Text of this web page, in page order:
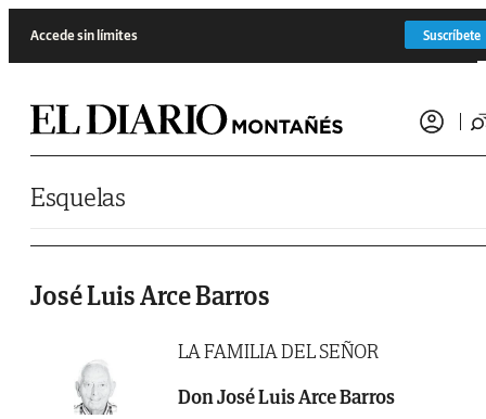
Accede sin límites Suscríbete
Esquelas
José Luis Arce Barros
LA FAMILIA DEL SEÑOR
Don José Luis Arce Barros